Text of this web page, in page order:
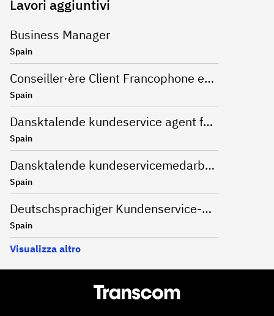
Lavori aggiuntivi
Business Manager
Spain
Conseiller·ère Client Francophone en Télétravail (Barcelone)
Spain
Dansktalende kundeservice agent for Nespresso
Spain
Dansktalende kundeservicemedarbejder
Spain
Deutschsprachiger Kundenservice-Mitarbeiter für eine Onlinebank in Alicante
Spain
Visualizza altro